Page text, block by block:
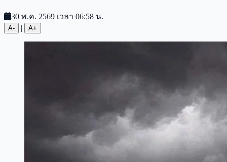
30 พ.ค. 2569 เวลา 06:58 น.
A- | A+